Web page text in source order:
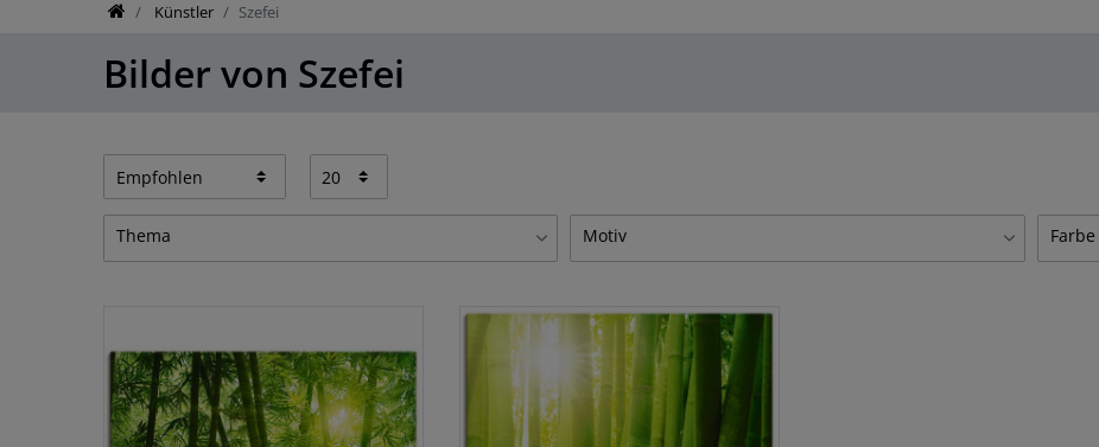
Künstler Szefei
Bilder von Szefei
Thema
1
Motiv
Gräser
Farbe